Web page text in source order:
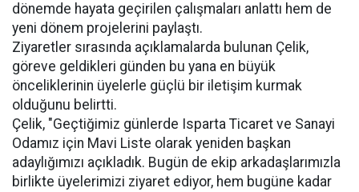
dönemde hayata geçirilen çalışmaları anlattı hem de
yeni dönem projelerini paylaştı.
Ziyaretler sırasında açıklamalarda bulunan Çelik,
göreve geldikleri günden bu yana en büyük
önceliklerinin üyelerle güçlü bir iletişim kurmak
olduğunu belirtti.
Çelik, "Geçtiğimiz günlerde Isparta Ticaret ve Sanayi
Odamız için Mavi Liste olarak yeniden başkan
adaylığımızı açıkladık. Bugün de ekip arkadaşlarımızla
birlikte üyelerimizi ziyaret ediyor, hem bugüne kadar